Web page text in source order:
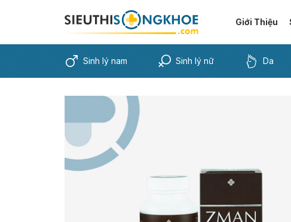
Giới Thiệu
Sinh lý nam Sinh lý nữ Da